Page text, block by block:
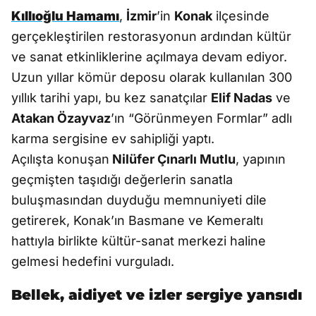
Kıllıoğlu Hamamı, İzmir’in Konak ilçesinde
gerçekleştirilen restorasyonun ardından kültür
ve sanat etkinliklerine açılmaya devam ediyor.
Uzun yıllar kömür deposu olarak kullanılan 300
yıllık tarihi yapı, bu kez sanatçılar Elif Nadas ve
Atakan Özayvaz’ın “Görünmeyen Formlar” adlı
karma sergisine ev sahipliği yaptı.
Açılışta konuşan Nilüfer Çınarlı Mutlu, yapının
geçmişten taşıdığı değerlerin sanatla
buluşmasından duyduğu memnuniyeti dile
getirerek, Konak’ın Basmane ve Kemeraltı
hattıyla birlikte kültür-sanat merkezi haline
gelmesi hedefini vurguladı.
Bellek, aidiyet ve izler sergiye yansıdı